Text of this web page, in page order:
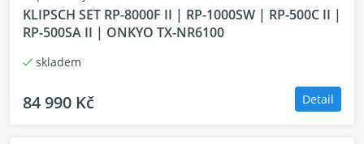
Typ krytu uzavřený
Jednotlivé vstupy, hliník
Rozměry (V x Š x H) 36,0 x 30,3 x 19,4 cm
Povrchová úprava Eben, ořech
KLIPSCH SET RP-8000F II | RP-1000SW | RP-500C II |
RP-500SA II | ONKYO TX-NR6100
skladem
84 990 Kč Detail